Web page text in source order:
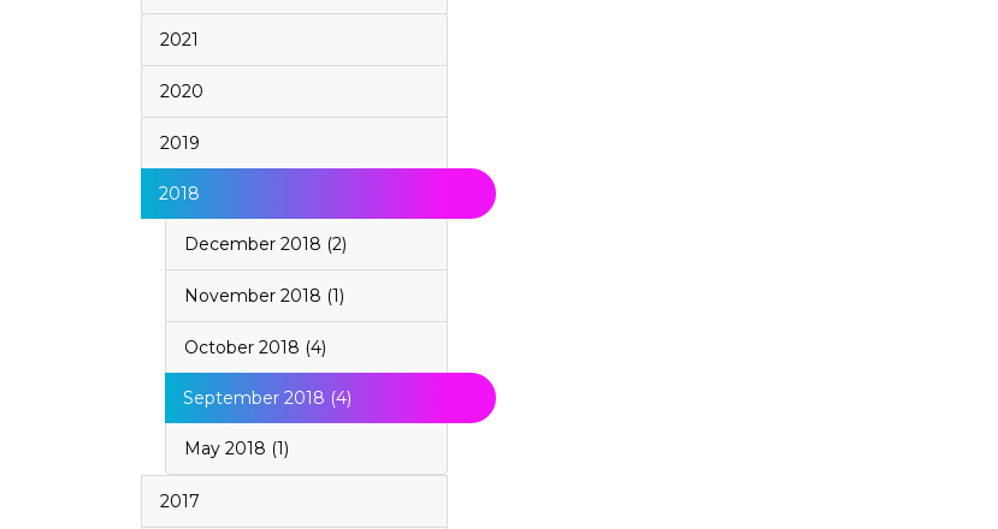
2021
2020
2019
2018
December 2018 (2)
November 2018 (1)
October 2018 (4)
September 2018 (4)
May 2018 (1)
2017